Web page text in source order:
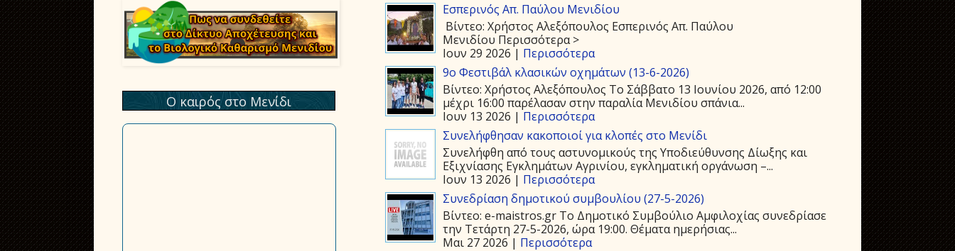
Εσπερινός Απ. Παύλου Μενιδίου
Βίντεο: Χρήστος Αλεξόπουλος Εσπερινός Απ. Παύλου
Μενιδίου Περισσότερα >
Ιουν 29 2026 | Περισσότερα
9ο Φεστιβάλ κλασικών οχημάτων (13-6-2026)
Βίντεο: Χρήστος Αλεξόπουλος Το Σάββατο 13 Ιουνίου 2026, από 12:00
μέχρι 16:00 παρέλασαν στην παραλία Μενιδίου σπάνια...
Ιουν 13 2026 | Περισσότερα
Συνελήφθησαν κακοποιοί για κλοπές στο Μενίδι
Συνελήφθη από τους αστυνομικούς της Υποδιεύθυνσης Δίωξης και
Εξιχνίασης Εγκλημάτων Αγρινίου, εγκληματική οργάνωση –...
Ιουν 13 2026 | Περισσότερα
Συνεδρίαση δημοτικού συμβουλίου (27-5-2026)
Βίντεο: e-maistros.gr Το Δημοτικό Συμβούλιο Αμφιλοχίας συνεδρίασε
την Τετάρτη 27-5-2026, ώρα 19:00. Θέματα ημερήσιας...
Μαι 27 2026 | Περισσότερα
Ο καιρός στο Μενίδι